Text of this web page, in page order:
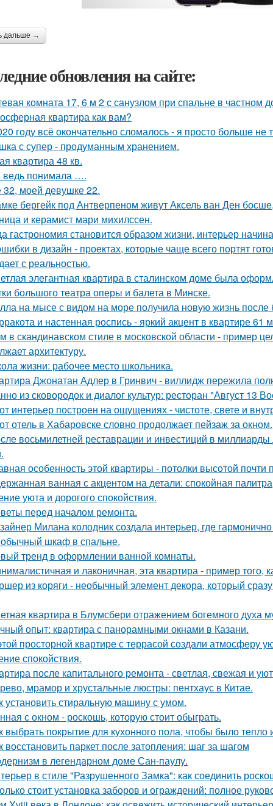
дальше →
обновления на сайте:
комната 17, 6 м 2 с санузлом при спальне в частном
квартира как вам?
году всё окончательно сломалось - я просто больше не
с супер - продуманным хранением.
квартира 48 кв.
ведь понимала ….
моей девушке 22.
бергейк под Антверпеном живут Аксель ван Ден
и керамист мари михилссен.
гастрономия становится образом жизни, интерьер
в дизайн - проектах, которые чаще всего портят
с реальностью.
элегантная квартира в сталинском доме была
большого театра оперы и балета в Минске.
на мысе с видом на море получила новую жизнь после
и настенная роспись - яркий акцент в квартире
в скандинавском стиле в московской области - пример
архитектуру.
жизни: рабочее место школьника.
Джонатан Адлер в Гринвич - виллидж пережила
из сковородок и диалог культур: ресторан "Август 13
интерьер построен на ощущениях - чистоте, свете и
отель в Хабаровске словно продолжает пейзаж за окном.
восьмилетней реставрации и инвестиций в
особенность этой квартиры - потолки высотой почти
ванная с акцентом на детали: спокойная
уюта и дорогого спокойствия.
перед началом ремонта.
Милана колодник создала интерьер, где
шкаф в спальне.
тренд в оформлении ванной комнаты.
и лаконичная, эта квартира - пример
из коряги - необычный элемент декора, который
квартира в Блумсбери отражением богемного духа
опыт: квартира с панорамными окнами в Казани.
просторной квартире с террасой создали атмосферу
спокойствия.
после капитального ремонта - светлая, свежая и
мрамор и хрустальные люстры: пентхаус в Китае.
установить стиральную машину с умом.
с окном - роскошь, которую стоит обыграть.
выбрать покрытие для кухонного пола, чтобы было тепло
восстановить паркет после затопления: шаг за шагом
в легендарном доме Сан-паулу.
в стиле "Разрушенного Замка": как соединить
стоит установка заборов и ограждений: полное